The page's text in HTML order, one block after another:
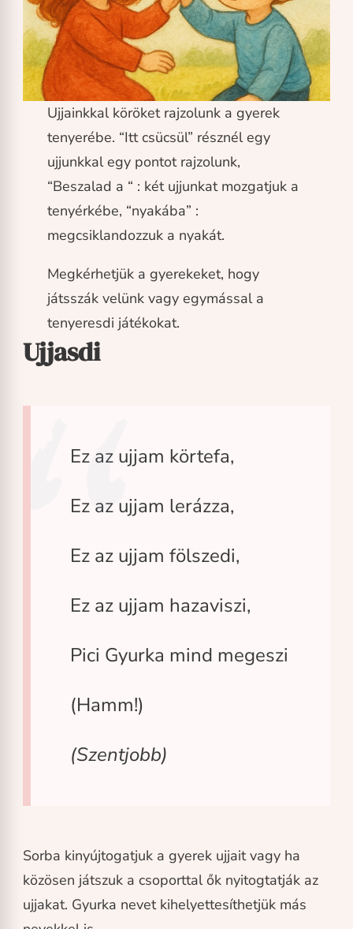
Ujjainkkal köröket rajzolunk a gyerek
tenyerébe. “Itt csücsül” résznél egy
ujjunkkal egy pontot rajzolunk,
“Beszalad a “ : két ujjunkat mozgatjuk a
tenyérkébe, “nyakába” :
megcsiklandozzuk a nyakát.
Megkérhetjük a gyerekeket, hogy
játsszák velünk vagy egymással a
tenyeresdi játékokat.
Ujjasdi
Ez az ujjam körtefa,
Ez az ujjam lerázza,
Ez az ujjam fölszedi,
Ez az ujjam hazaviszi,
Pici Gyurka mind megeszi
(Hamm!)
(Szentjobb)
Sorba kinyújtogatjuk a gyerek ujjait vagy ha
közösen játszuk a csoporttal ők nyitogtatják az
ujjakat. Gyurka nevet kihelyettesíthetjük más